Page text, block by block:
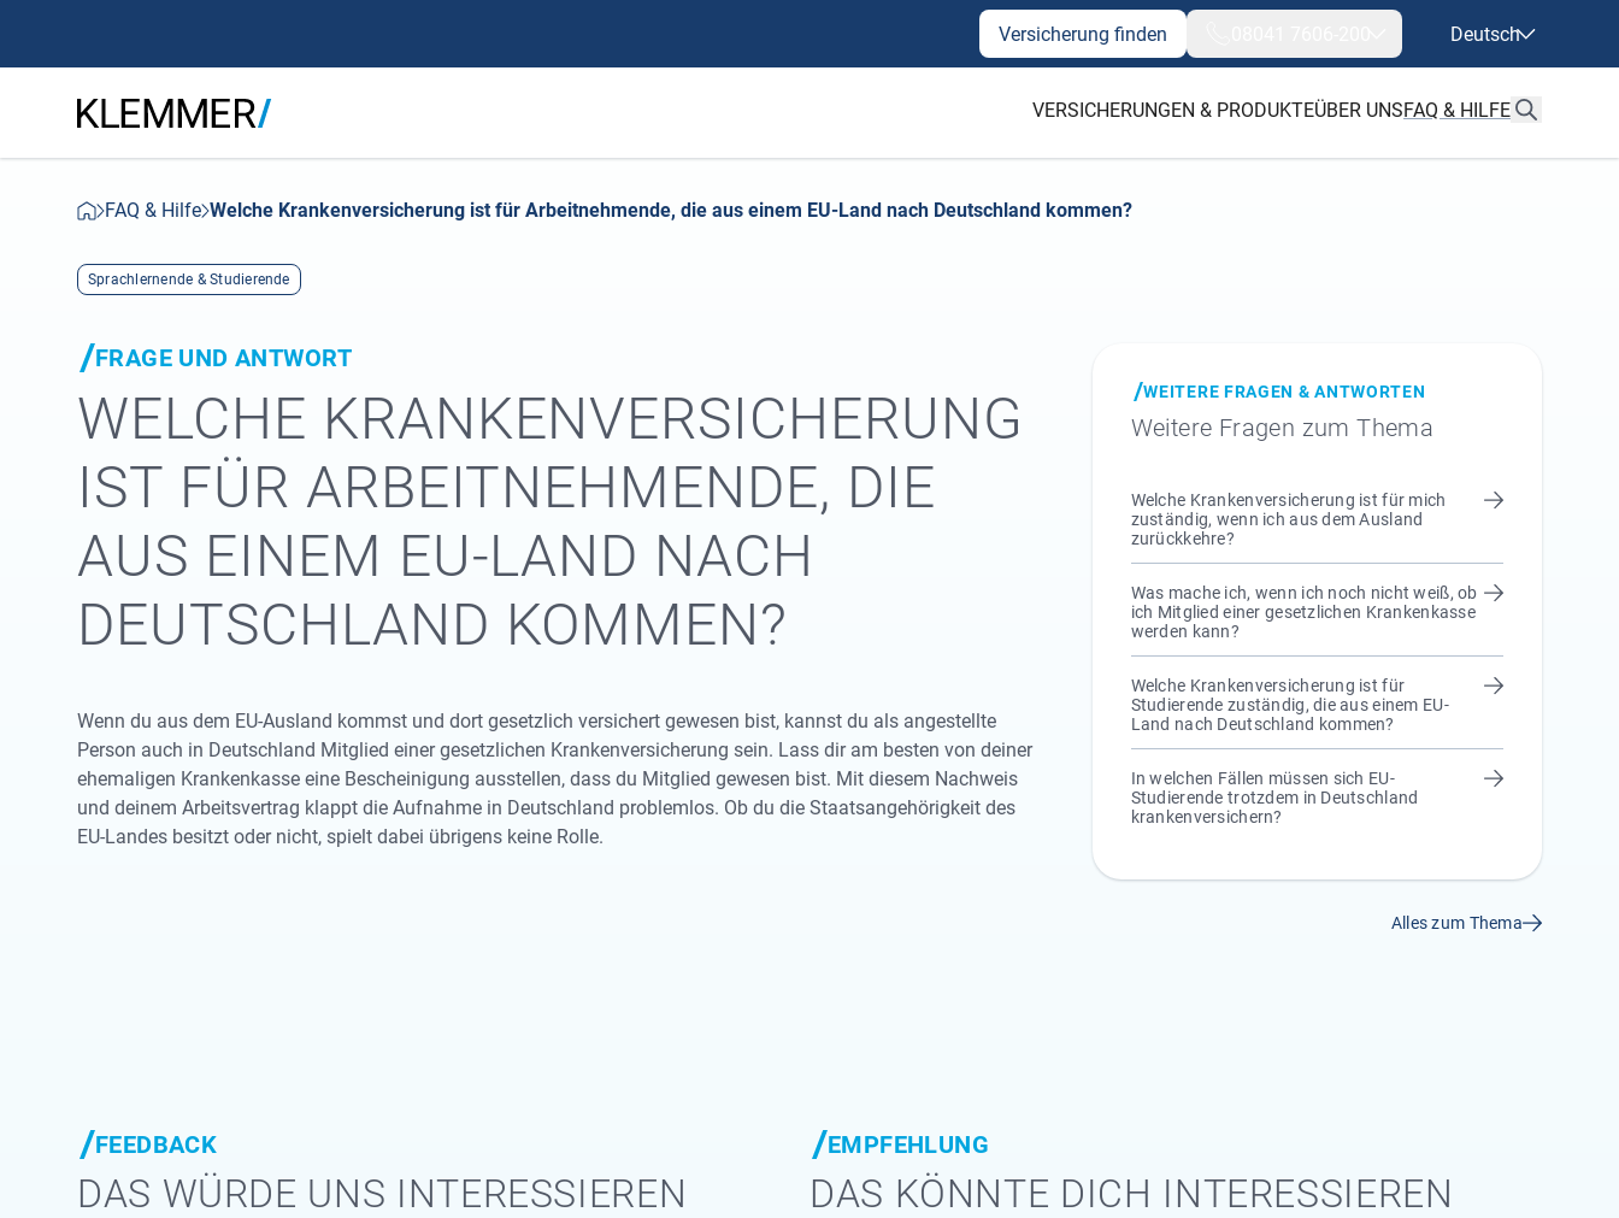
Versicherung finden Deutsch
VERSICHERUNGEN & PRODUKTEÜBER UNSFAQ & HILFE
FAQ & Hilfe Welche Krankenversicherung ist für Arbeitnehmende, die aus einem EU-Land nach Deutschland kommen?
Sprachlernende & Studierende
FRAGE UND ANTWORT
WELCHE KRANKEN­VERSICHERUNG
IST FÜR ARBEITNEHMENDE, DIE
AUS EINEM EU-LAND NACH
DEUTSCHLAND KOMMEN?
Wenn du aus dem EU-Ausland kommst und dort gesetzlich versichert gewesen bist, kannst du als angestellte
Person auch in Deutschland Mitglied einer gesetzlichen Krankenversicherung sein. Lass dir am besten von deiner
ehemaligen Krankenkasse eine Bescheinigung ausstellen, dass du Mitglied gewesen bist. Mit diesem Nachweis
und deinem Arbeitsvertrag klappt die Aufnahme in Deutschland problemlos. Ob du die Staatsangehörigkeit des
EU-Landes besitzt oder nicht, spielt dabei übrigens keine Rolle.
WEITERE FRAGEN & ANTWORTEN
Weitere Fragen zum Thema
Welche Krankenversicherung ist für mich
zuständig, wenn ich aus dem Ausland
zurückkehre?
Was mache ich, wenn ich noch nicht weiß, ob
ich Mitglied einer gesetzlichen Krankenkasse
werden kann?
Welche Krankenversicherung ist für
Studierende zuständig, die aus einem EU-
Land nach Deutschland kommen?
In welchen Fällen müssen sich EU-
Studierende trotzdem in Deutschland
krankenversichern?
Alles zum Thema
EMPFEHLUNG
DAS KÖNNTE DICH INTERESSIEREN
FEEDBACK
DAS WÜRDE UNS INTERESSIEREN